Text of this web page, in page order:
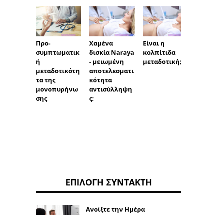
Προ-
συμπτωματικ
ή
μεταδοτικότη
τα της
μονοπυρήνω
σης
Χαμένα
δισκία Naraya
- μειωμένη
αποτελεσματι
κότητα
αντισύλληψη
ς;
Είναι η
κολπίτιδα
μεταδοτική;
ΕΠΙΛΟΓΉ ΣΥΝΤΆΚΤΗ
Ανοίξτε την Ημέρα